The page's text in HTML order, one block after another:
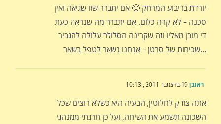
יורדת בריבוע המרחק 🙂 אם יתברר שזו שגיאה ואין
סכנה – לא קרה כלום. אם יתברר מה שנראה כעת
די מובן מאליו וזה שקרינה הסלולר עלולה להגביר
שכיחות של סרטן – אנחנו נשאר לטפל בשאר…
ראובן
אתה צודק לחלוטין, הבעיה היא כשלא רוצים שכל
השכונה תשמע את השיחה, ועל כן חרגתי ממנהגי